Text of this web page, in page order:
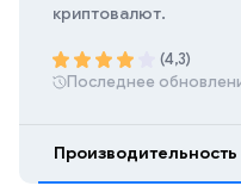
криптовалют.
(4,3)
Последнее
Производительность